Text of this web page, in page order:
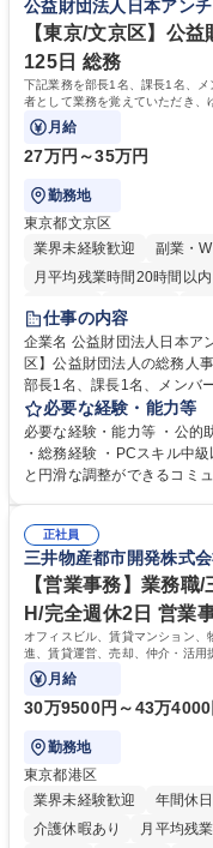
相談室】お客様のお声をも
う会社として、お客様との
を込めてコミュニケーショ
す。 学歴・資格 学歴：大学院 大学 高専 短大 専修学校 高校 語学力： 資
公益財団法人日本アン
【東京/文京区】公
125日 総務
下記業務を部長1名、課長1名、
者として業務を覚えていただき、
躍いただくことを期待しています。
月給
27万円～35万円
勤務地
東京都文京区
業界未経験歓迎
副業・
月平均残業時間20時間以内
賞与あり
育休あり
食事補助あり
仕事の内容
企業名 公益財団法人日本アンチ・ドー
区】公益財団法人の総務人事業務／年間
部長1名、課長1名、メンバ
当者として業務を覚えてい
ジションとして活躍いただくことを期
プの業務内容】 ・人事制
怠管理 ・官公庁への各種提
連 ・衛生管理 ・防災関連
管理 ・福利厚生関連 ・職
業務全般 募集職種 【東京／文京区】公益財団法人の総務人事業務／年間
休日125日
必要な経験・能力等
必要な経験・能力等 ・公的
・総務経験 ・PCスキル中
と円滑な調整ができるコミュニ
正社員
三井物産都市開発株式
【営業事務】業務
H/完全週休2日 営業
オフィスビル、賃貸マンション
進、賃貸運営、売却、仲介・活用
ます。
月給
30万9500円～43万4000
勤務地
東京都港区
業界未経験歓迎
年間休
介護休暇あり
月平均残